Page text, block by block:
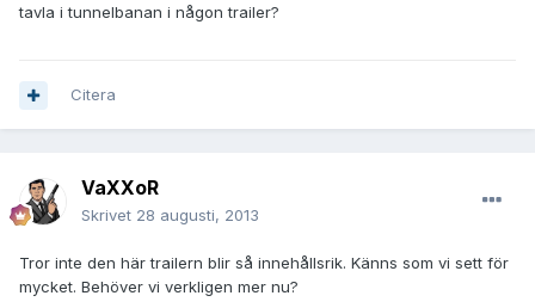
tavla i tunnelbanan i någon trailer?
Citera
VaXXoR
Skrivet 28 augusti, 2013
Tror inte den här trailern blir så innehållsrik. Känns som vi sett för
mycket. Behöver vi verkligen mer nu?